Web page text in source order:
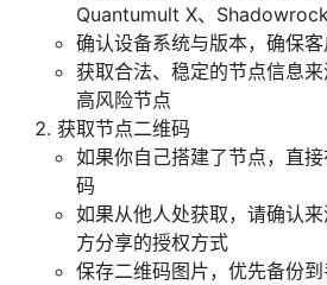
Quantumult X、
确认设备系统与版本，确保
获取合法、稳定的节点信息
高风险节点
获取节点二维码
如果你自己搭建了节点，直
码
如果从他人处获取，请确认
方分享的授权方式
保存二维码图片，优先备份